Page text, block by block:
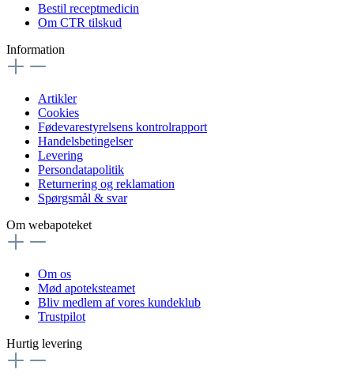
Bestil receptmedicin
Om CTR tilskud
Information
Artikler
Cookies
Fødevarestyrelsens kontrolrapport
Handelsbetingelser
Levering
Persondatapolitik
Returnering og reklamation
Spørgsmål & svar
Om webapoteket
Om os
Mød apoteksteamet
Bliv medlem af vores kundeklub
Trustpilot
Hurtig levering